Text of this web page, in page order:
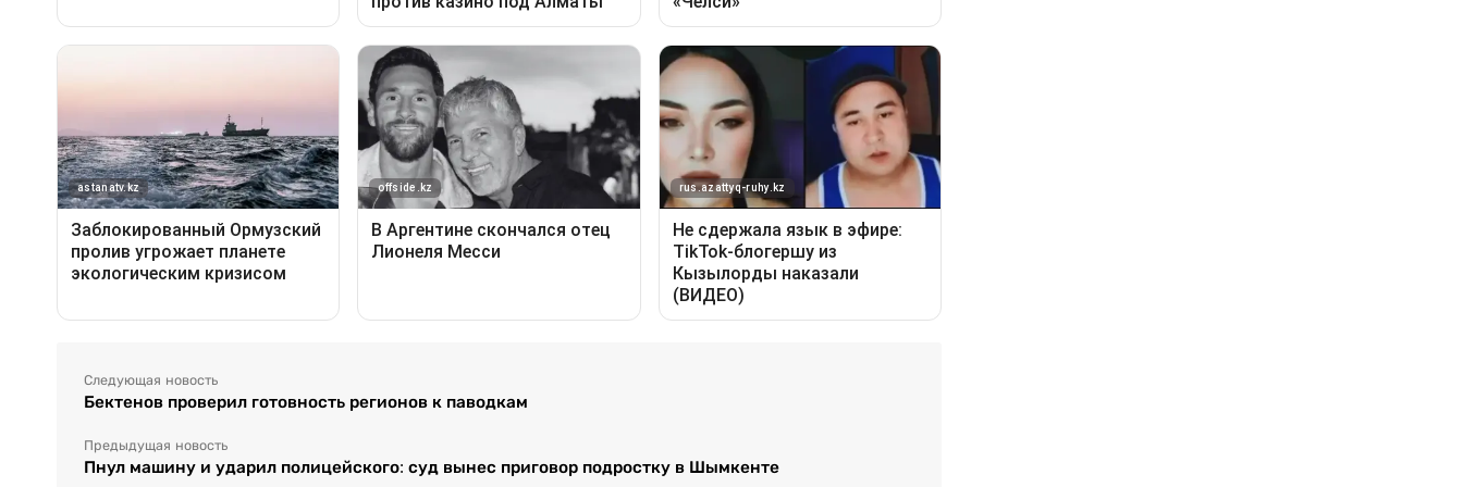
Следующая новость
Бектенов проверил готовность регионов к паводкам
Предыдущая новость
Пнул машину и ударил полицейского: суд вынес приговор подростку в Шымкенте